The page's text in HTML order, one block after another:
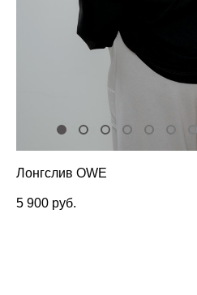
Лонгслив OWE
5 900 pуб.